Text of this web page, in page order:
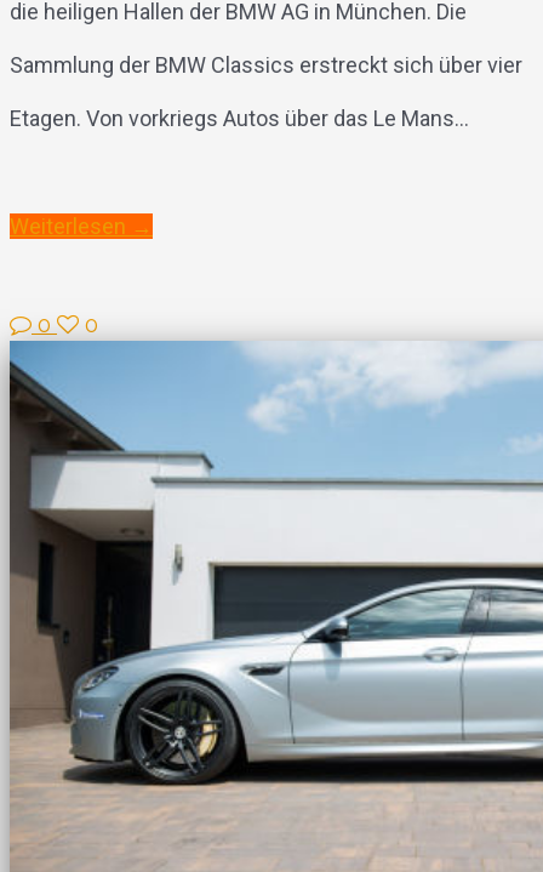
die heiligen Hallen der BMW AG in München. Die
Sammlung der BMW Classics erstreckt sich über vier
Etagen. Von vorkriegs Autos über das Le Mans...
Weiterlesen →
0 0